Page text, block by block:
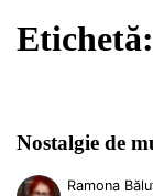
Etichetă:
Nostalgie de
Ramona